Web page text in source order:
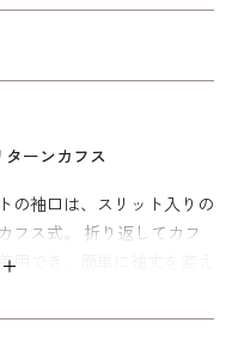
ャケットと、同じくペプ
ースを組み合わせたアン
ウエストの細さを強調す
アップに見える１枚仕立
しファスナーがある前開
っているので、腕が動か
エレガント。濃染加工に
ルでオーソドックスなデ
ターンカフス
の袖口は、スリット入りの
フス式。 折り返してカフ
用でき、簡単に袖丈を変え
でおしゃれに着こなせるデ